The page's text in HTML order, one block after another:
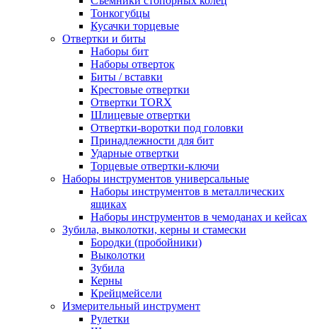
Тонкогубцы
Кусачки торцевые
Отвертки и биты
Наборы бит
Наборы отверток
Биты / вставки
Крестовые отвертки
Отвертки TORX
Шлицевые отвертки
Отвертки-воротки под головки
Принадлежности для бит
Ударные отвертки
Торцевые отвертки-ключи
Наборы инструментов универсальные
Наборы инструментов в металлических
ящиках
Наборы инструментов в чемоданах и кейсах
Зубила, выколотки, керны и стамески
Бородки (пробойники)
Выколотки
Зубила
Керны
Крейцмейсели
Измерительный инструмент
Рулетки